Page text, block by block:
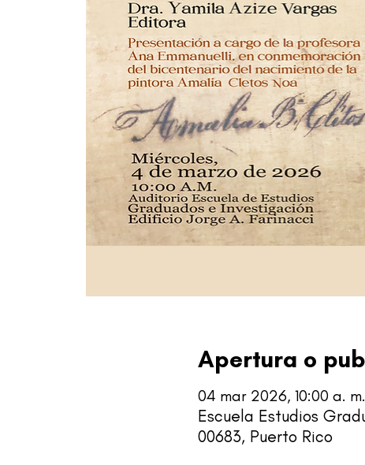
Apertura o
04 mar 2026, 10:00 a.
Escuela Estudios
00683, Puerto Rico